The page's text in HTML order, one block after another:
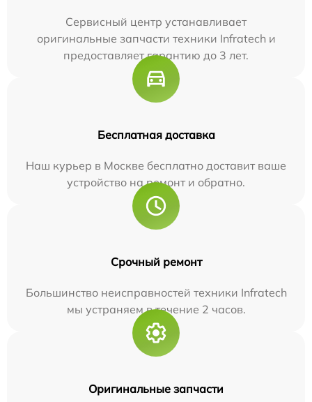
Сервисный центр устанавливает
оригинальные запчасти техники Infratech и
предоставляет гарантию до 3 лет.
Бесплатная доставка
Наш курьер в Москве бесплатно доставит ваше
устройство на ремонт и обратно.
Срочный ремонт
Большинство неисправностей техники Infratech
мы устраняем в течение 2 часов.
Оригинальные запчасти